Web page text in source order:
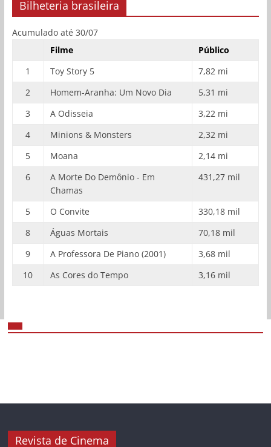
Bilheteria brasileira
Acumulado até 30/07
Filme
Público
1
Toy Story 5
7,82 mi
2
Homem-Aranha: Um Novo Dia
5,31 mi
3
A Odisseia
3,22 mi
4
Minions & Monsters
2,32 mi
5
Moana
2,14 mi
6
A Morte Do Demônio - Em
Chamas
431,27 mil
5 O Convite
330,18 mil
8
Águas Mortais
70,18 mil
9
A Professora De Piano (2001)
3,68 mil
10
As Cores do Tempo 3,16 mil
Revista de Cinema